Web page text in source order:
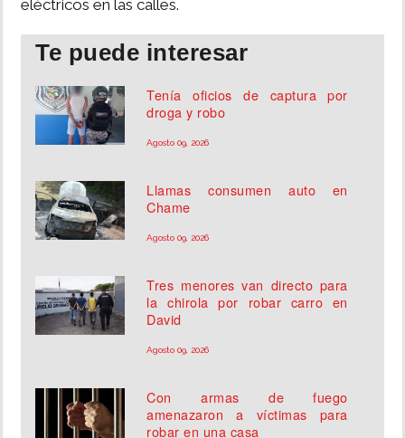
eléctricos en las calles.
Te puede interesar
Tenía oficios de captura por
droga y robo
Agosto 09, 2026
Llamas consumen auto en
Chame
Agosto 09, 2026
Tres menores van directo para
la chirola por robar carro en
David
Agosto 09, 2026
Con armas de fuego
amenazaron a víctimas para
robar en una casa